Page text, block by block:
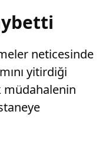
neticesinde
yitirdiği
müdahalenin